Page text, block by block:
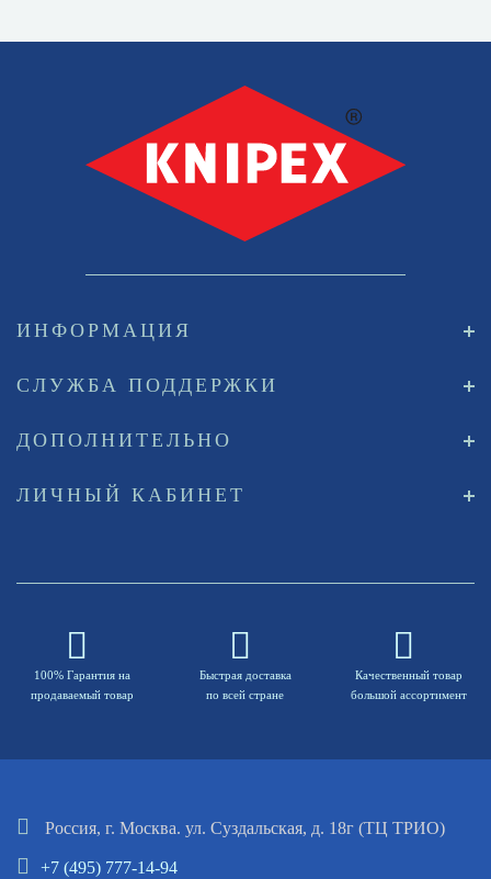
ИНФОРМАЦИЯ
СЛУЖБА ПОДДЕРЖКИ
ДОПОЛНИТЕЛЬНО
ЛИЧНЫЙ КАБИНЕТ
100% Гарантия на
продаваемый товар
Быстрая доставка
по всей стране
Качественный товар
большой ассортимент
Россия, г. Москва. ул. Суздальская, д. 18г (ТЦ ТРИО)
+7 (495) 777-14-94